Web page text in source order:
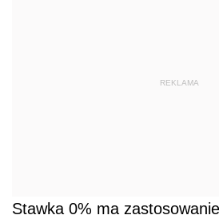
REKLAMA
Stawka 0% ma